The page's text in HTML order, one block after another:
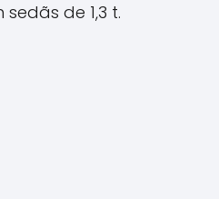
de 1,3 t.